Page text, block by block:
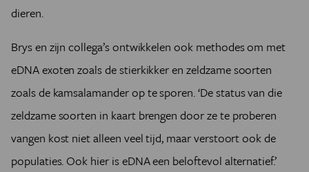
dieren.
Brys en zijn collega’s ontwikkelen ook methodes om met
eDNA exoten zoals de stierkikker en zeldzame soorten
zoals de kamsalamander op te sporen. ‘De status van die
zeldzame soorten in kaart brengen door ze te proberen
vangen kost niet alleen veel tijd, maar verstoort ook de
populaties. Ook hier is eDNA een beloftevol alternatief.’